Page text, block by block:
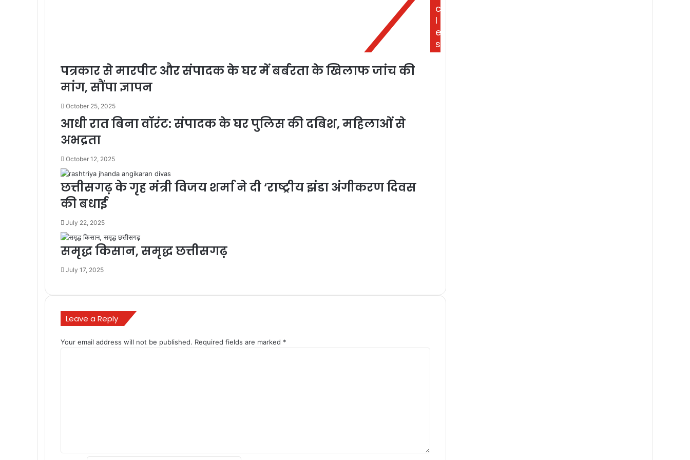
c
l
e
s
पत्रकार से मारपीट और संपादक के घर में बर्बरता के खिलाफ जांच की
मांग, सौंपा ज्ञापन
October 25, 2025
आधी रात बिना वॉरंट: संपादक के घर पुलिस की दबिश, महिलाओं से
अभद्रता
October 12, 2025
छत्तीसगढ़ के गृह मंत्री विजय शर्मा ने दी ‘राष्ट्रीय झंडा अंगीकरण दिवस
की बधाई
July 22, 2025
समृद्ध किसान, समृद्ध छत्तीसगढ़
July 17, 2025
Leave a Reply
Your email address will not be published. Required fields are marked *